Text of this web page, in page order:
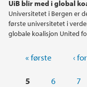
UiB blir med i global
Universitetet i Bergen er
første universitetet i
globale koalisjon United
Sider« første ‹
5 6 7